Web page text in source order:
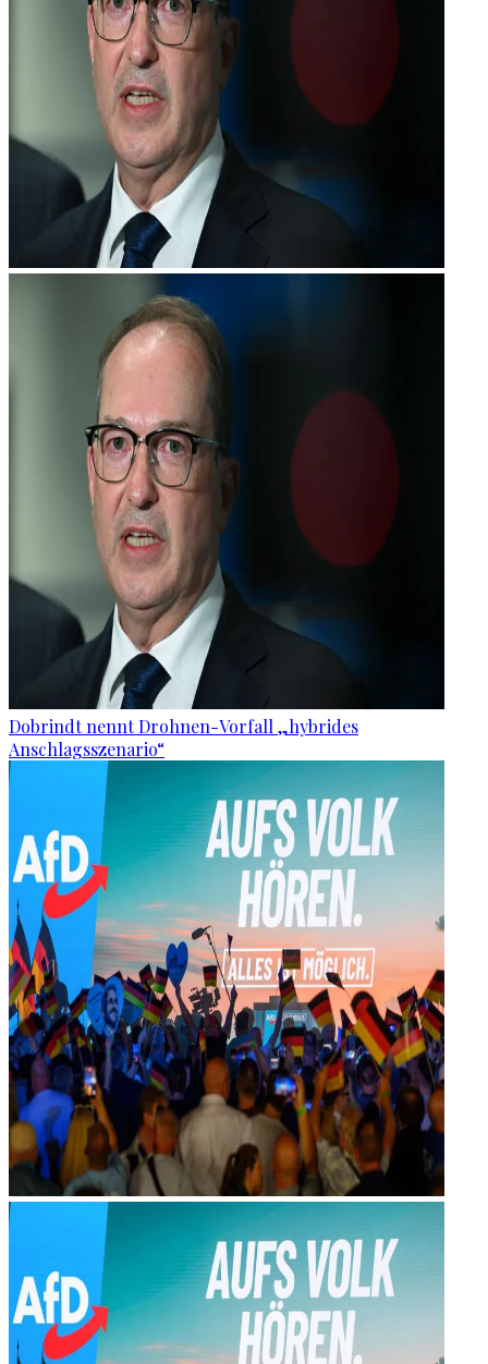
Dobrindt nennt Drohnen-Vorfall „hybrides
Anschlagsszenario“